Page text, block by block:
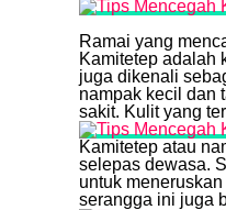
Ramai yang
Kamitetep adalah
juga dikenali
nampak kecil dan
sakit. Kulit yang
Kamitetep atau
selepas dewasa.
untuk
serangga ini juga